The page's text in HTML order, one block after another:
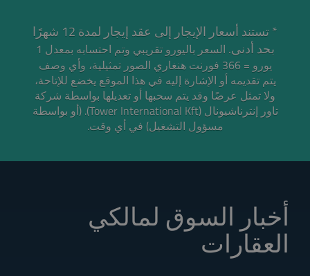
* تستند أسعار الإيجار إلى عقد إيجار لمدة 12 شهرًا
بحد أدنى.
السعر باليورو تقريبي وتم احتسابه بمعدل 1
يورو = 366 فورنت هنغاري
الصور تمثيلية، وأي وصف
يتم تقديمه أو الإشارة إليه في هذا الموقع يخضع للإتاحة،
ولا تمثل عرضًا وقد يتم سحبها أو تعديلها بواسطة شركة
تاور إنترناشيونال (Tower International Kft). (أو بواسطة
مسؤول التشغيل) في أي وقت.
أخبار السوق لمالكي
العقارات